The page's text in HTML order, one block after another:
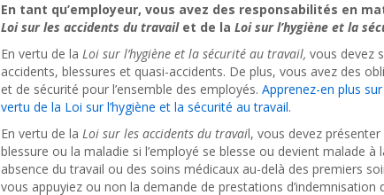
En tant qu’employeur, vous avez des responsabilités en
Loi sur les accidents du travailet de la Loi sur l’hygiène et la
En vertu de la Loi sur l’hygiène et la sécurité au travail, vous devez
accidents, blessures et quasi-accidents. De plus, vous avez des
et de sécurité pour l’ensemble des employés. Apprenez-en plus
vertu de la Loi sur l’hygiène et la sécurité au travail.
En vertu de la Loi sur les accidents du travail, vous devez présenter
blessure ou la maladie si l’employé se blesse ou devient malade à
absence du travail ou des soins médicaux au-delà des premiers
vous appuyiez ou non la demande de prestations d’indemnisation